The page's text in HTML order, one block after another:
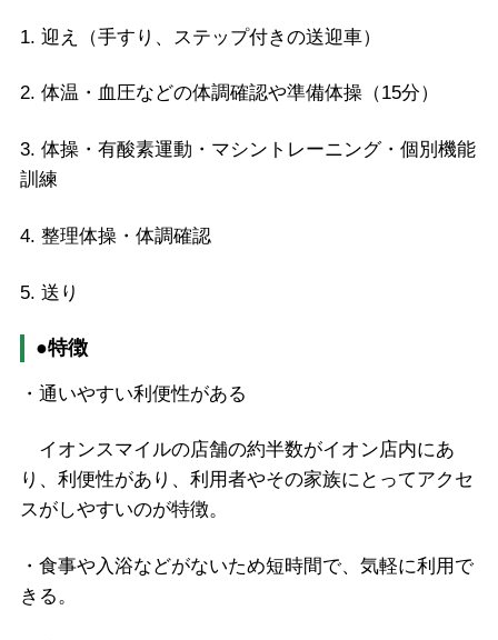
1. 迎え（手すり、ステップ付きの送迎車）
2. 体温・血圧などの体調確認や準備体操（15分）
3. 体操・有酸素運動・マシントレーニング・個別機能
訓練
4. 整理体操・体調確認
5. 送り
●特徴
・通いやすい利便性がある
イオンスマイルの店舗の約半数がイオン店内にあ
り、利便性があり、利用者やその家族にとってアクセ
スがしやすいのが特徴。
・食事や入浴などがないため短時間で、気軽に利用で
きる。